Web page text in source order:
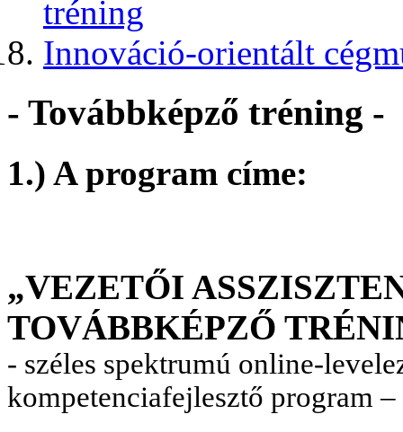
tréning
Innováció-orientált
- Továbbképző tréning -
1.) A program címe:
„VEZETŐI
TOVÁBBKÉPZŐ
- széles spektrumú online-
kompetenciafejlesztő program –